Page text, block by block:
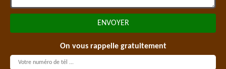
On vous rappelle gratuitement